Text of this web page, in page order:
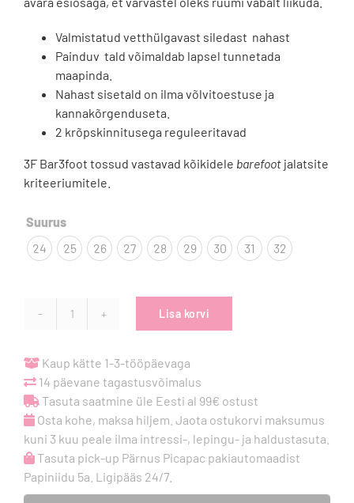
Valmistatud vetthülgavast siledast nahast
Painduv tald võimaldab lapsel tunnetada
maapinda.
Nahast sisetald on ilma võlvitoestuse ja
kannakõrgenduseta.
2 krõpskinnitusega reguleeritavad
3F Bar3foot tossud vastavad kõikidele barefoot jalatsite
kriteeriumitele.
Suurus
24 25 26 27 28 29 30 31 32
3F
Elf
Walker
-
Colorful
kogus
Lisa korvi
Kaup kätte 1-3-tööpäevaga
14 päevane tagastusvõimalus
Tasuta saatmine üle Eesti al 99€ ostust
Osta kohe, maksa hiljem. Jaota ostukorvi maksumus
kuni 3 kuu peale ilma intressi-, lepingu- ja haldustasuta.
Tasuta pick-up Pärnus Picapac pakiautomaadist
Papiniidu 5a. Ligipääs 24/7.